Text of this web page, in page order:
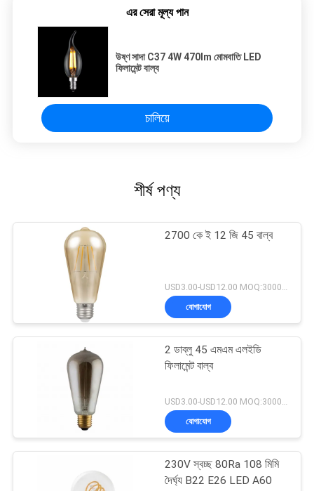
এর সেরা মূল্য পান
উষ্ণ সাদা C37 4W 470lm মোমবাতি LED
ফিলামেন্ট বাল্ব
চালিয়ে
শীর্ষ পণ্য
2700 কে ই 12 জি 45 বাল্ব
USD3.00-USD12.00 MOQ:3000pcs
যোগাযোগ
2 ডাব্লু 45 এমএম এলইডি
ফিলামেন্ট বাল্ব
যোগাযোগ
230V স্বচ্ছ 80Ra 108 মিমি
দৈর্ঘ্য B22 E26 LED A60